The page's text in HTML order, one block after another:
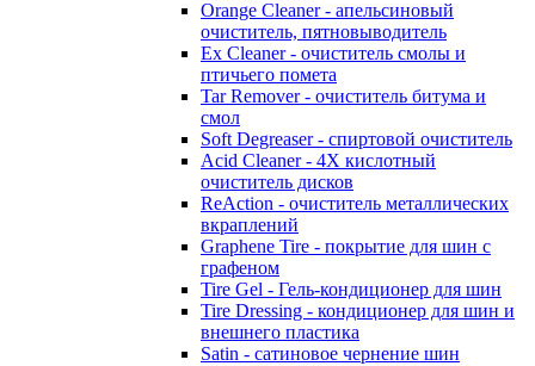
Orange Cleaner - апельсиновый
очиститель, пятновыводитель
Ex Cleaner - очиститель смолы и
птичьего помета
Tar Remover - очиститель битума и
смол
Soft Degreaser - спиртовой очиститель
Acid Cleaner - 4Х кислотный
очиститель дисков
ReAction - очиститель металлических
вкраплений
Graphene Tire - покрытие для шин с
графеном
Tire Gel - Гель-кондиционер для шин
Tire Dressing - кондиционер для шин и
внешнего пластика
Satin - сатиновое чернение шин